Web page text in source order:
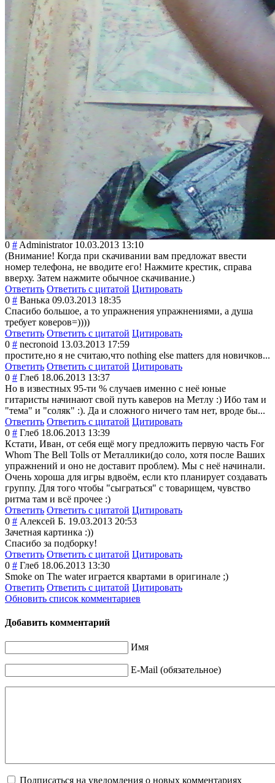
0 # Administrator 10.03.2013 13:10
(Внимание! Когда при скачивании вам предложат ввести
номер телефона, не вводите его! Нажмите крестик, справа
вверху. Затем нажмите обычное скачивание.)
Ответить Ответить с цитатой Цитировать
0 # Ванька 09.03.2013 18:35
Спасибо большое, а то упражнения упражнениями, а душа
требует коверов=))))
Ответить Ответить с цитатой Цитировать
0 # necronoid 13.03.2013 17:59
простите,но я не считаю,что nothing else matters для новичков...
Ответить Ответить с цитатой Цитировать
0 # Глеб 18.06.2013 13:37
Но в известных 95-ти % случаев именно с неё юные
гитаристы начинают свой путь каверов на Метлу :) Ибо там и
"тема" и "соляк" :). Да и сложного ничего там нет, вроде бы...
Ответить Ответить с цитатой Цитировать
0 # Глеб 18.06.2013 13:39
Кстати, Иван, от себя ещё могу предложить первую часть For
Whom The Bell Tolls от Металлики(до соло, хотя после Ваших
упражнений и оно не доставит проблем). Мы с неё начинали.
Очень хороша для игры вдвоём, если кто планирует создавать
группу. Для того чтобы "сыграться" с товарищем, чувство
ритма там и всё прочее :)
Ответить Ответить с цитатой Цитировать
0 # Алексей Б. 19.03.2013 20:53
Зачетная картинка :))
Спасибо за подборку!
Ответить Ответить с цитатой Цитировать
0 # Глеб 18.06.2013 13:30
Smoke on The water играется квартами в оригинале ;)
Ответить Ответить с цитатой Цитировать
Обновить список комментариев
Добавить комментарий
Имя
E-Mail (обязательное)
Подписаться на уведомления о новых комментариях